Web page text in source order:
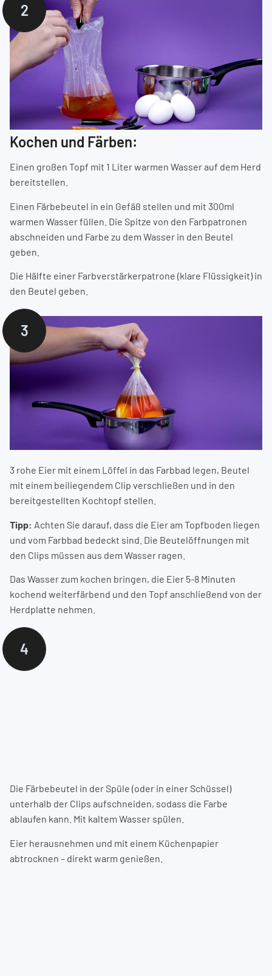
2
Kochen und Färben:
Einen großen Topf mit 1 Liter warmen Wasser auf dem Herd
bereitstellen.
Einen Färbebeutel in ein Gefäß stellen und mit 300ml
warmen Wasser füllen. Die Spitze von den Farbpatronen
abschneiden und Farbe zu dem Wasser in den Beutel
geben.
Die Hälfte einer Farbverstärkerpatrone (klare Flüssigkeit) in
den Beutel geben.
3
3 rohe Eier mit einem Löffel in das Farbbad legen, Beutel
mit einem beiliegendem Clip verschließen und in den
bereitgestellten Kochtopf stellen.
Tipp: Achten Sie darauf, dass die Eier am Topfboden liegen
und vom Farbbad bedeckt sind. Die Beutelöffnungen mit
den Clips müssen aus dem Wasser ragen.
Das Wasser zum kochen bringen, die Eier 5-8 Minuten
kochend weiterfärbend und den Topf anschließend von der
Herdplatte nehmen.
4
Die Färbebeutel in der Spüle (oder in einer Schüssel)
unterhalb der Clips aufschneiden, sodass die Farbe
ablaufen kann. Mit kaltem Wasser spülen.
Eier herausnehmen und mit einem Küchenpapier
abtrocknen – direkt warm genießen.